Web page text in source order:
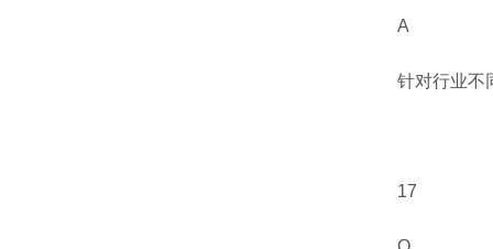
A
针对行业不
17